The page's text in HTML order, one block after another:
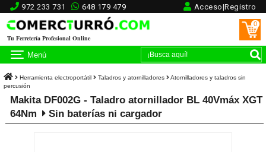
972 233 731 648 179 479 Acceso|Registro
Tu Ferretería Profesional Online
0
Menú
Herramienta electroportátil Taladros y atornilladores
Atornilladores y taladros sin
percusión
Makita DF002G - Taladro atornillador BL 40Vmáx XGT
64Nm
Sin baterías ni cargador